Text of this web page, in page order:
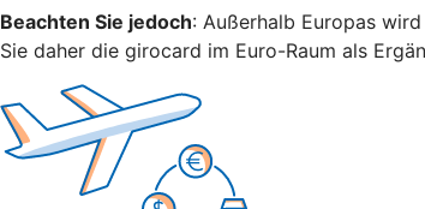
Beachten Sie jedoch: Außerhalb Europas
Sie daher die girocard im Euro-Raum als